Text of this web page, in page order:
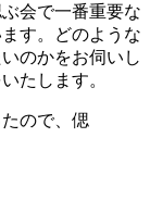
会で一番重要な
す。どのような
のかをお伺いし
たします。